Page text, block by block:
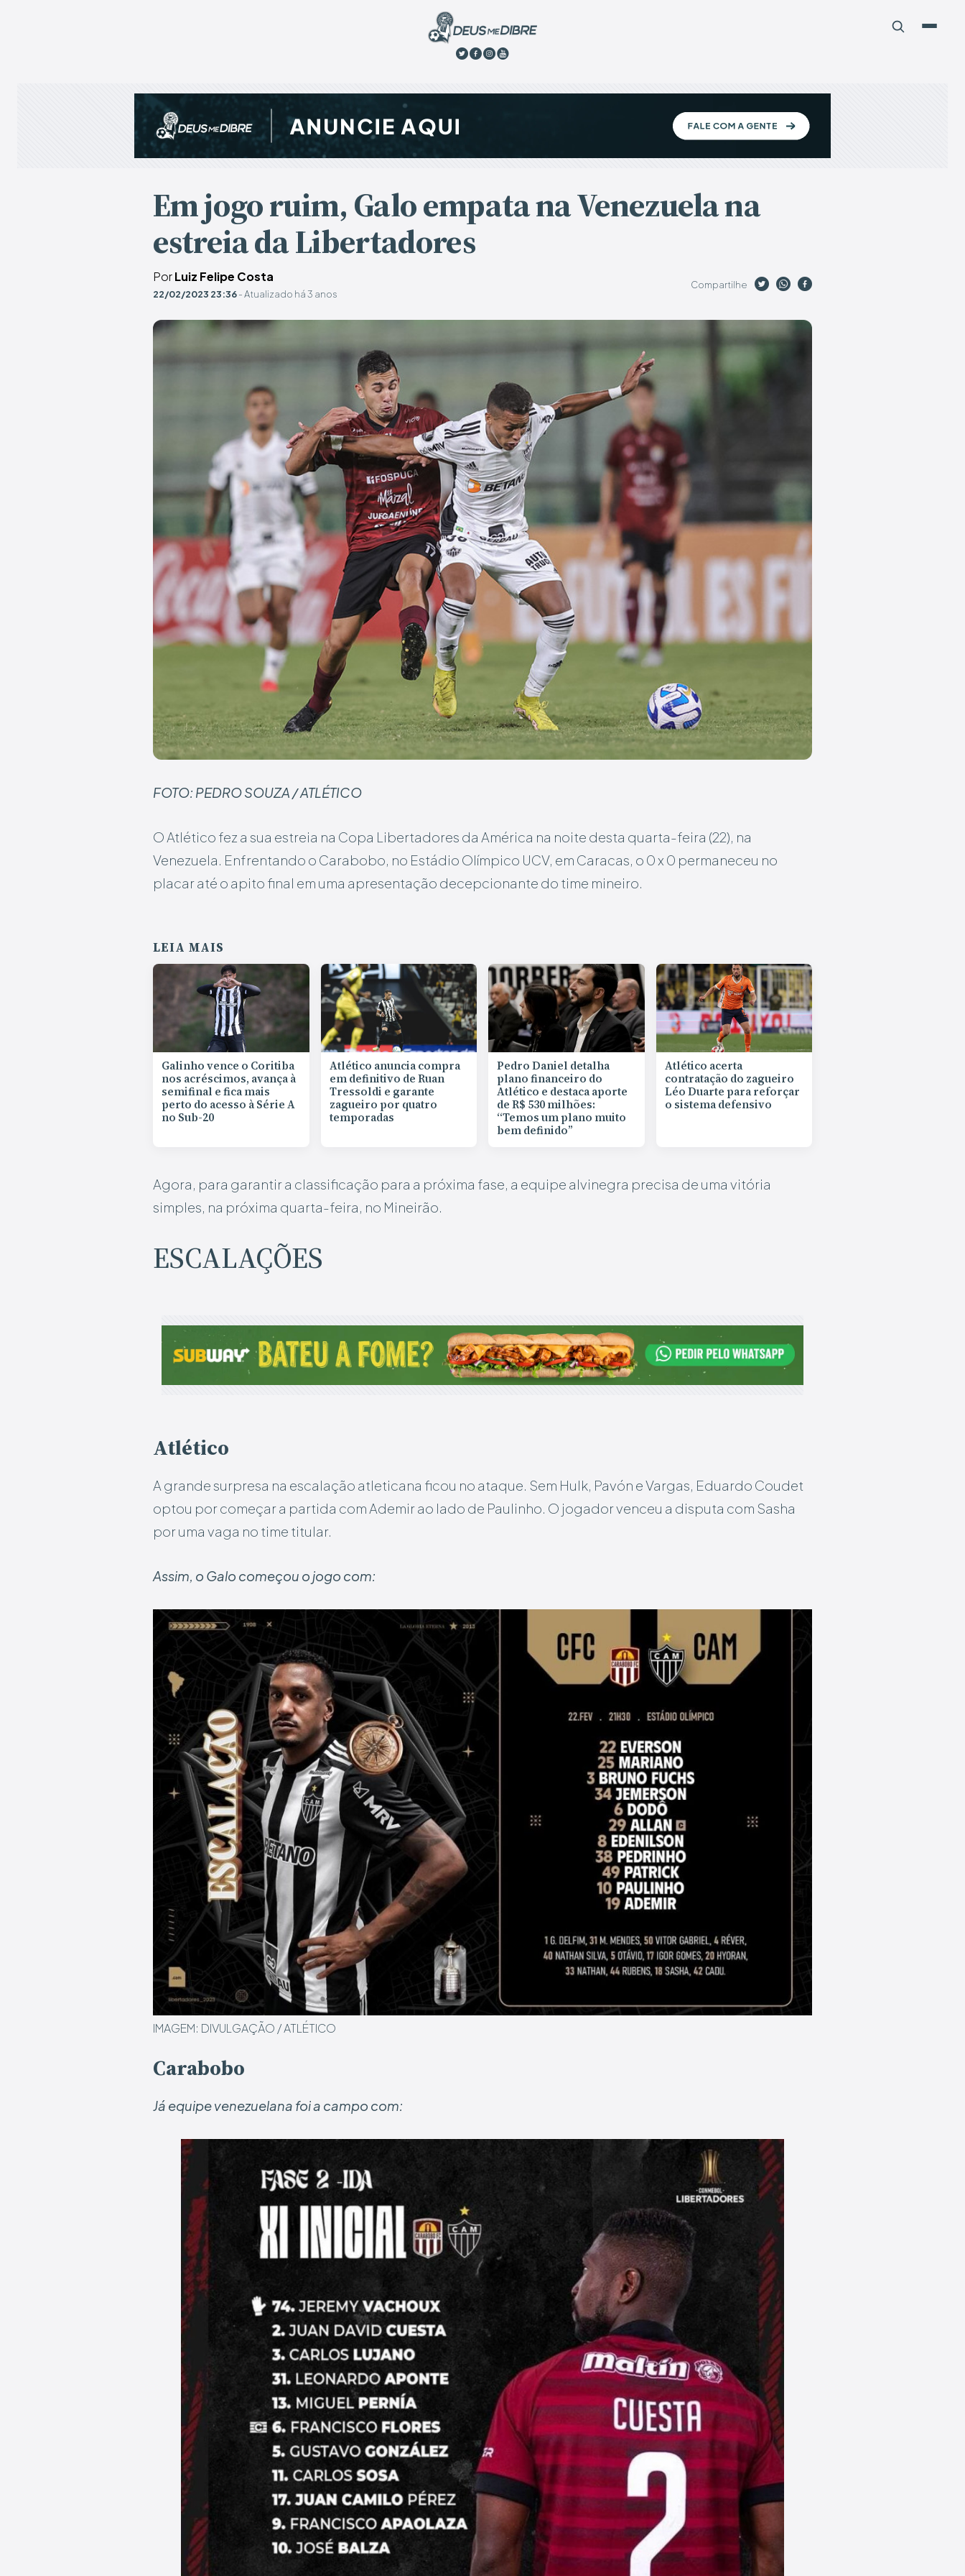
Em jogo ruim, Galo empata na Venezuela na
estreia da Libertadores
PorLuiz Felipe Costa
22/02/2023 23:36- Atualizado há 3 anos
Compartilhe
FOTO: PEDRO SOUZA / ATLÉTICO
O Atlético fez a sua estreia na Copa Libertadores da América na noite desta quarta-feira (22), na
Venezuela. Enfrentando o Carabobo, no Estádio Olímpico UCV, em Caracas, o 0 x 0 permaneceu no
placar até o apito final em uma apresentação decepcionante do time mineiro.
LEIA MAIS
Galinho vence o Coritiba
nos acréscimos, avança à
semifinal e fica mais
perto do acesso à Série A
no Sub-20
Atlético anuncia compra
em definitivo de Ruan
Tressoldi e garante
zagueiro por quatro
temporadas
Pedro Daniel detalha
plano financeiro do
Atlético e destaca aporte
de R$ 530 milhões:
“Temos um plano muito
bem definido”
Atlético acerta
contratação do zagueiro
Léo Duarte para reforçar
o sistema defensivo
Agora, para garantir a classificação para a próxima fase, a equipe alvinegra precisa de uma vitória
simples, na próxima quarta-feira, no Mineirão.
ESCALAÇÕES
Atlético
A grande surpresa na escalação atleticana ficou no ataque. Sem Hulk, Pavón e Vargas, Eduardo Coudet
optou por começar a partida com Ademir ao lado de Paulinho. O jogador venceu a disputa com Sasha
por uma vaga no time titular.
Assim, o Galo começou o jogo com:
IMAGEM: DIVULGAÇÃO / ATLÉTICO
Carabobo
Já equipe venezuelana foi a campo com: